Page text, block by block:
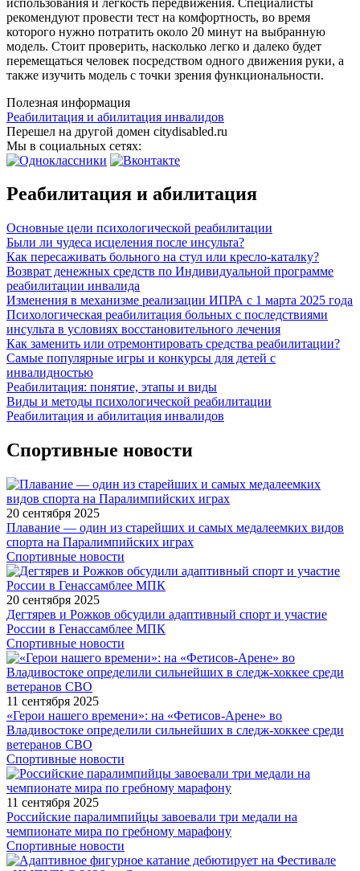
рекомендуют провести тест на комфортность, во время
которого нужно потратить около 20 минут на выбранную
модель. Стоит проверить, насколько легко и далеко будет
перемещаться человек посредством одного движения руки, а
также изучить модель с точки зрения функциональности.
Полезная информация
Реабилитация и абилитация инвалидов
Перешел на другой домен citydisabled.ru
Мы в социальных сетях:
Реабилитация и абилитация
Основные цели психологической реабилитации
Были ли чудеса исцеления после инсульта?
Как пересаживать больного на стул или кресло-каталку?
Возврат денежных средств по Индивидуальной программе
реабилитации инвалида
Изменения в механизме реализации ИПРА с 1 марта 2025 года
Психологическая реабилитация больных с последствиями
инсульта в условиях восстановительного лечения
Как заменить или отремонтировать средства реабилитации?
Самые популярные игры и конкурсы для детей с
инвалидностью
Реабилитация: понятие, этапы и виды
Виды и методы психологической реабилитации
Реабилитация и абилитация инвалидов
Спортивные новости
20 сентября 2025
Плавание — один из старейших и самых медалеемких видов
спорта на Паралимпийских играх
Спортивные новости
20 сентября 2025
Дегтярев и Рожков обсудили адаптивный спорт и участие
России в Генассамблее МПК
Спортивные новости
11 сентября 2025
«Герои нашего времени»: на «Фетисов-Арене» во
Владивостоке определили сильнейших в следж-хоккее среди
ветеранов СВО
Спортивные новости
11 сентября 2025
Российские паралимпийцы завоевали три медали на
чемпионате мира по гребному марафону
Спортивные новости